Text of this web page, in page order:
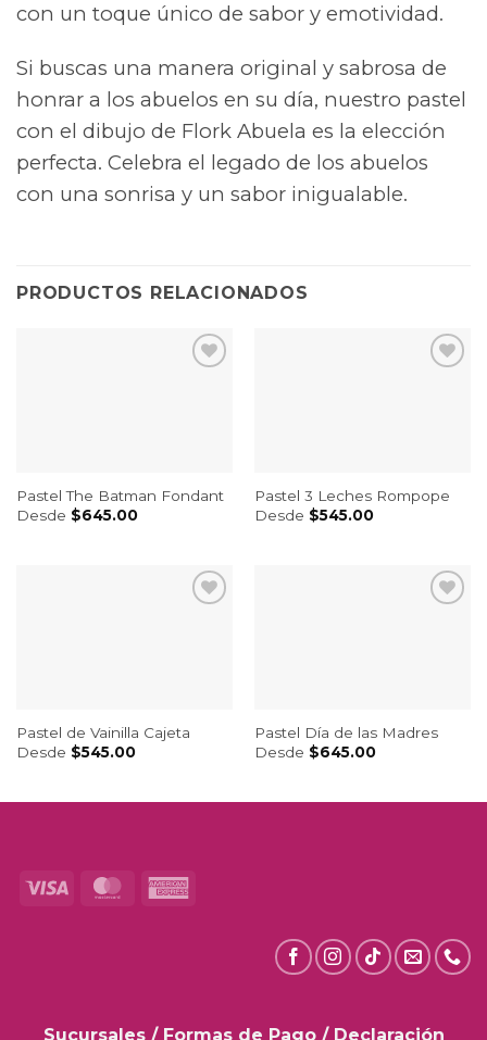
con un toque único de sabor y emotividad.
Si buscas una manera original y sabrosa de
honrar a los abuelos en su día, nuestro pastel
con el dibujo de Flork Abuela es la elección
perfecta. Celebra el legado de los abuelos
con una sonrisa y un sabor inigualable.
PRODUCTOS RELACIONADOS
Pastel The Batman Fondant
Desde $645.00
Pastel 3 Leches Rompope
Desde $545.00
Pastel de Vainilla Cajeta
Desde $545.00
Pastel Día de las Madres
Desde $645.00
Visa MasterCard
Sucursales / Formas de Pago/ Declaración